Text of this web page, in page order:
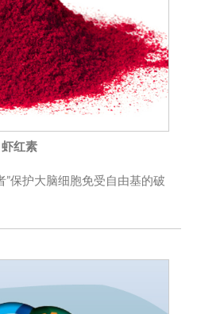
虾红素
”保护大脑细胞免受自由基的破